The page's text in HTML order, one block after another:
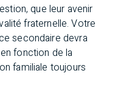
que leur avenir
fraternelle. Votre
secondaire devra
fonction de la
familiale toujours